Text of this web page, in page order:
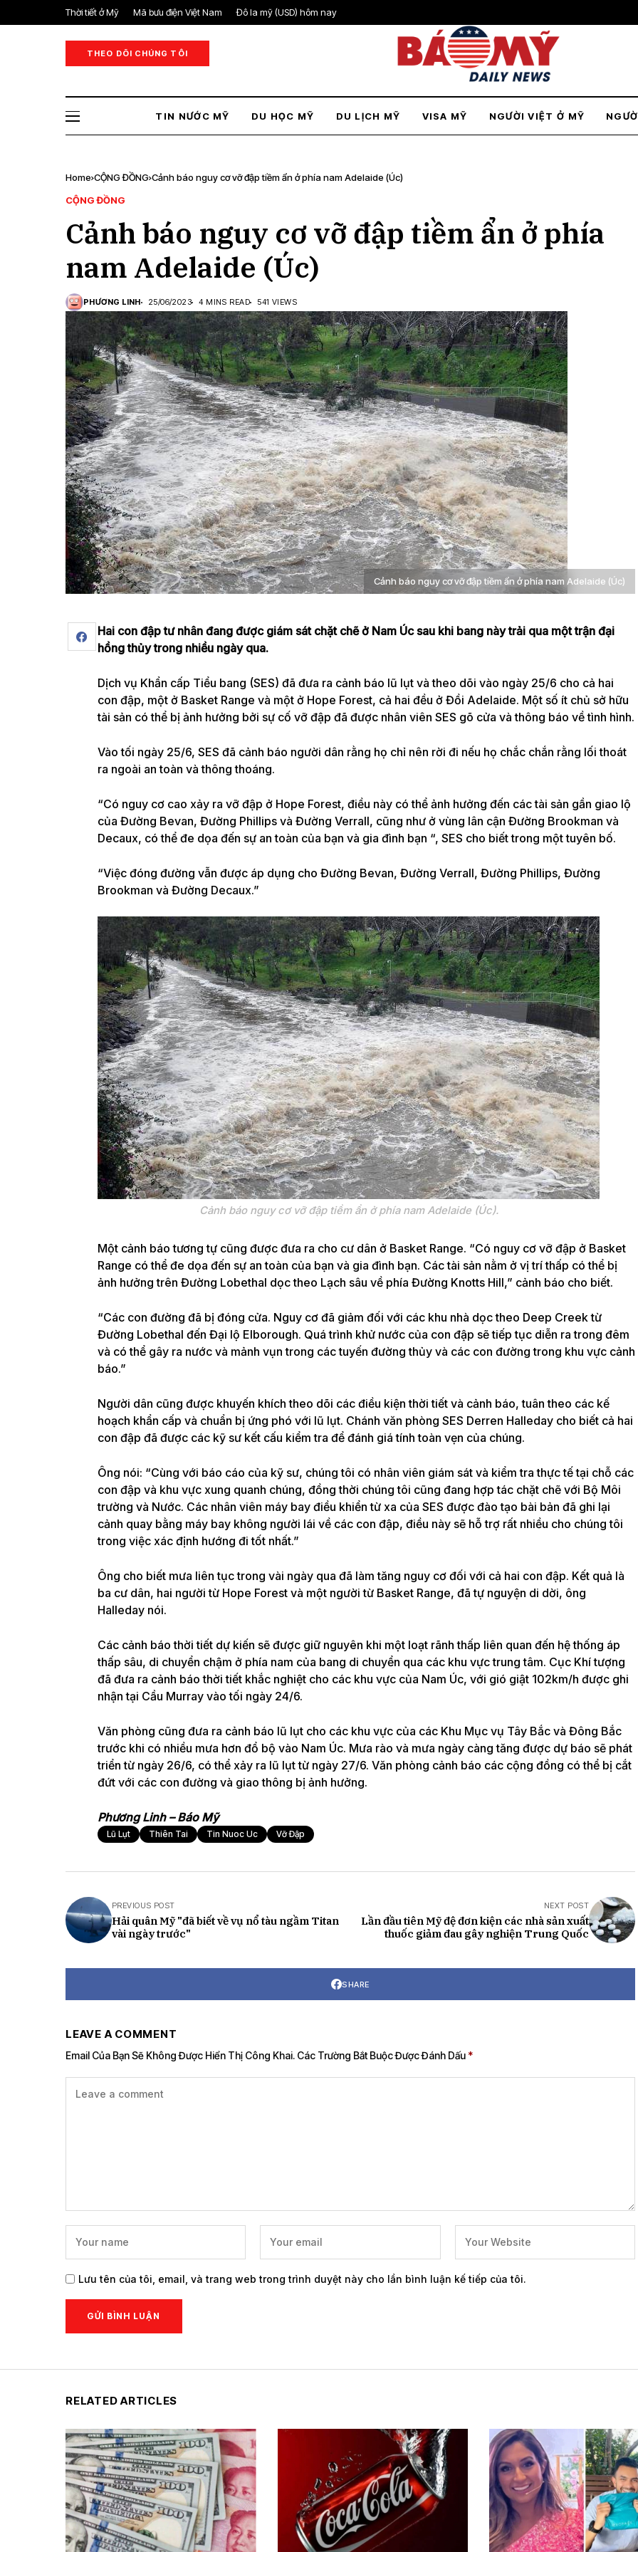
Thời tiết ở Mỹ Mã bưu điện Việt Nam Đô la mỹ (USD) hôm nay
THEO DÕI CHÚNG TÔI
TIN NƯỚC MỸ DU HỌC MỸ DU LỊCH MỸ VISA MỸ NGƯỜI VIỆT Ở MỸ
Home CỘNG ĐỒNG Cảnh báo nguy cơ vỡ đập tiềm ẩn ở phía nam Adelaide (Úc)
CỘNG ĐỒNG
Cảnh báo nguy cơ vỡ đập tiềm ẩn ở phía
nam Adelaide (Úc)
PHƯƠNG LINH 25/06/2023 4 MINS READ 541 VIEWS
Cảnh báo nguy cơ vỡ đập tiềm ẩn ở phía nam Adelaide (Úc)
Hai con đập tư nhân đang được giám sát chặt chẽ ở Nam Úc sau khi bang này trải qua một trận đại
hồng thủy trong nhiều ngày qua.
Dịch vụ Khẩn cấp Tiểu bang (SES) đã đưa ra cảnh báo lũ lụt và theo dõi vào ngày 25/6 cho cả hai
con đập, một ở Basket Range và một ở Hope Forest, cả hai đều ở Đồi Adelaide. Một số ít chủ sở hữu
tài sản có thể bị ảnh hưởng bởi sự cố vỡ đập đã được nhân viên SES gõ cửa và thông báo về tình hình.
Vào tối ngày 25/6, SES đã cảnh báo người dân rằng họ chỉ nên rời đi nếu họ chắc chắn rằng lối thoát
ra ngoài an toàn và thông thoáng.
“Có nguy cơ cao xảy ra vỡ đập ở Hope Forest, điều này có thể ảnh hưởng đến các tài sản gần giao lộ
của Đường Bevan, Đường Phillips và Đường Verrall, cũng như ở vùng lân cận Đường Brookman và
Decaux, có thể đe dọa đến sự an toàn của bạn và gia đình bạn “, SES cho biết trong một tuyên bố.
“Việc đóng đường vẫn được áp dụng cho Đường Bevan, Đường Verrall, Đường Phillips, Đường
Brookman và Đường Decaux.”
Cảnh báo nguy cơ vỡ đập tiềm ẩn ở phía nam Adelaide (Úc).
Một cảnh báo tương tự cũng được đưa ra cho cư dân ở Basket Range. “Có nguy cơ vỡ đập ở Basket
Range có thể đe dọa đến sự an toàn của bạn và gia đình bạn. Các tài sản nằm ở vị trí thấp có thể bị
ảnh hưởng trên Đường Lobethal dọc theo Lạch sâu về phía Đường Knotts Hill,” cảnh báo cho biết.
“Các con đường đã bị đóng cửa. Nguy cơ đã giảm đối với các khu nhà dọc theo Deep Creek từ
Đường Lobethal đến Đại lộ Elborough. Quá trình khử nước của con đập sẽ tiếp tục diễn ra trong đêm
và có thể gây ra nước và mảnh vụn trong các tuyến đường thủy và các con đường trong khu vực cảnh
báo.”
Người dân cũng được khuyến khích theo dõi các điều kiện thời tiết và cảnh báo, tuân theo các kế
hoạch khẩn cấp và chuẩn bị ứng phó với lũ lụt. Chánh văn phòng SES Derren Halleday cho biết cả hai
con đập đã được các kỹ sư kết cấu kiểm tra để đánh giá tính toàn vẹn của chúng.
Ông nói: “Cùng với báo cáo của kỹ sư, chúng tôi có nhân viên giám sát và kiểm tra thực tế tại chỗ các
con đập và khu vực xung quanh chúng, đồng thời chúng tôi cũng đang hợp tác chặt chẽ với Bộ Môi
trường và Nước. Các nhân viên máy bay điều khiển từ xa của SES được đào tạo bài bản đã ghi lại
cảnh quay bằng máy bay không người lái về các con đập, điều này sẽ hỗ trợ rất nhiều cho chúng tôi
trong việc xác định hướng đi tốt nhất.”
Ông cho biết mưa liên tục trong vài ngày qua đã làm tăng nguy cơ đối với cả hai con đập. Kết quả là
ba cư dân, hai người từ Hope Forest và một người từ Basket Range, đã tự nguyện di dời, ông
Halleday nói.
Các cảnh báo thời tiết dự kiến ​​sẽ được giữ nguyên khi một loạt rãnh thấp liên quan đến hệ thống áp
thấp sâu, di chuyển chậm ở phía nam của bang di chuyển qua các khu vực trung tâm. Cục Khí tượng
đã đưa ra cảnh báo thời tiết khắc nghiệt cho các khu vực của Nam Úc, với gió giật 102km/h được ghi
nhận tại Cầu Murray vào tối ngày 24/6.
Văn phòng cũng đưa ra cảnh báo lũ lụt cho các khu vực của các Khu Mục vụ Tây Bắc và Đông Bắc
trước khi có nhiều mưa hơn đổ bộ vào Nam Úc. Mưa rào và mưa ngày càng tăng được dự báo sẽ phát
triển từ ngày 26/6, có thể xảy ra lũ lụt từ ngày 27/6. Văn phòng cảnh báo các cộng đồng có thể bị cắt
đứt với các con đường và giao thông bị ảnh hưởng.
Phương Linh – Báo Mỹ
Lũ Lụt Thiên Tai Tin Nuoc Uc Vỡ Đập
PREVIOUS POST
Hải quân Mỹ "đã biết về vụ nổ tàu ngầm Titan
vài ngày trước"
NEXT POST
Lần đầu tiên Mỹ đệ đơn kiện các nhà sản xuất
thuốc giảm đau gây nghiện Trung Quốc
SHARE
LEAVE A COMMENT
Email Của Bạn Sẽ Không Được Hiển Thị Công Khai. Các Trường Bắt Buộc Được Đánh Dấu *
Lưu tên của tôi, email, và trang web trong trình duyệt này cho lần bình luận kế tiếp của tôi.
RELATED ARTICLES